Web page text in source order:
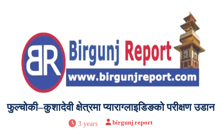
फुल्चोकी–कुशादेवी क्षेत्रमा प्याराग्लाइडिङको परीक्षण उडान
3 years birgunj report